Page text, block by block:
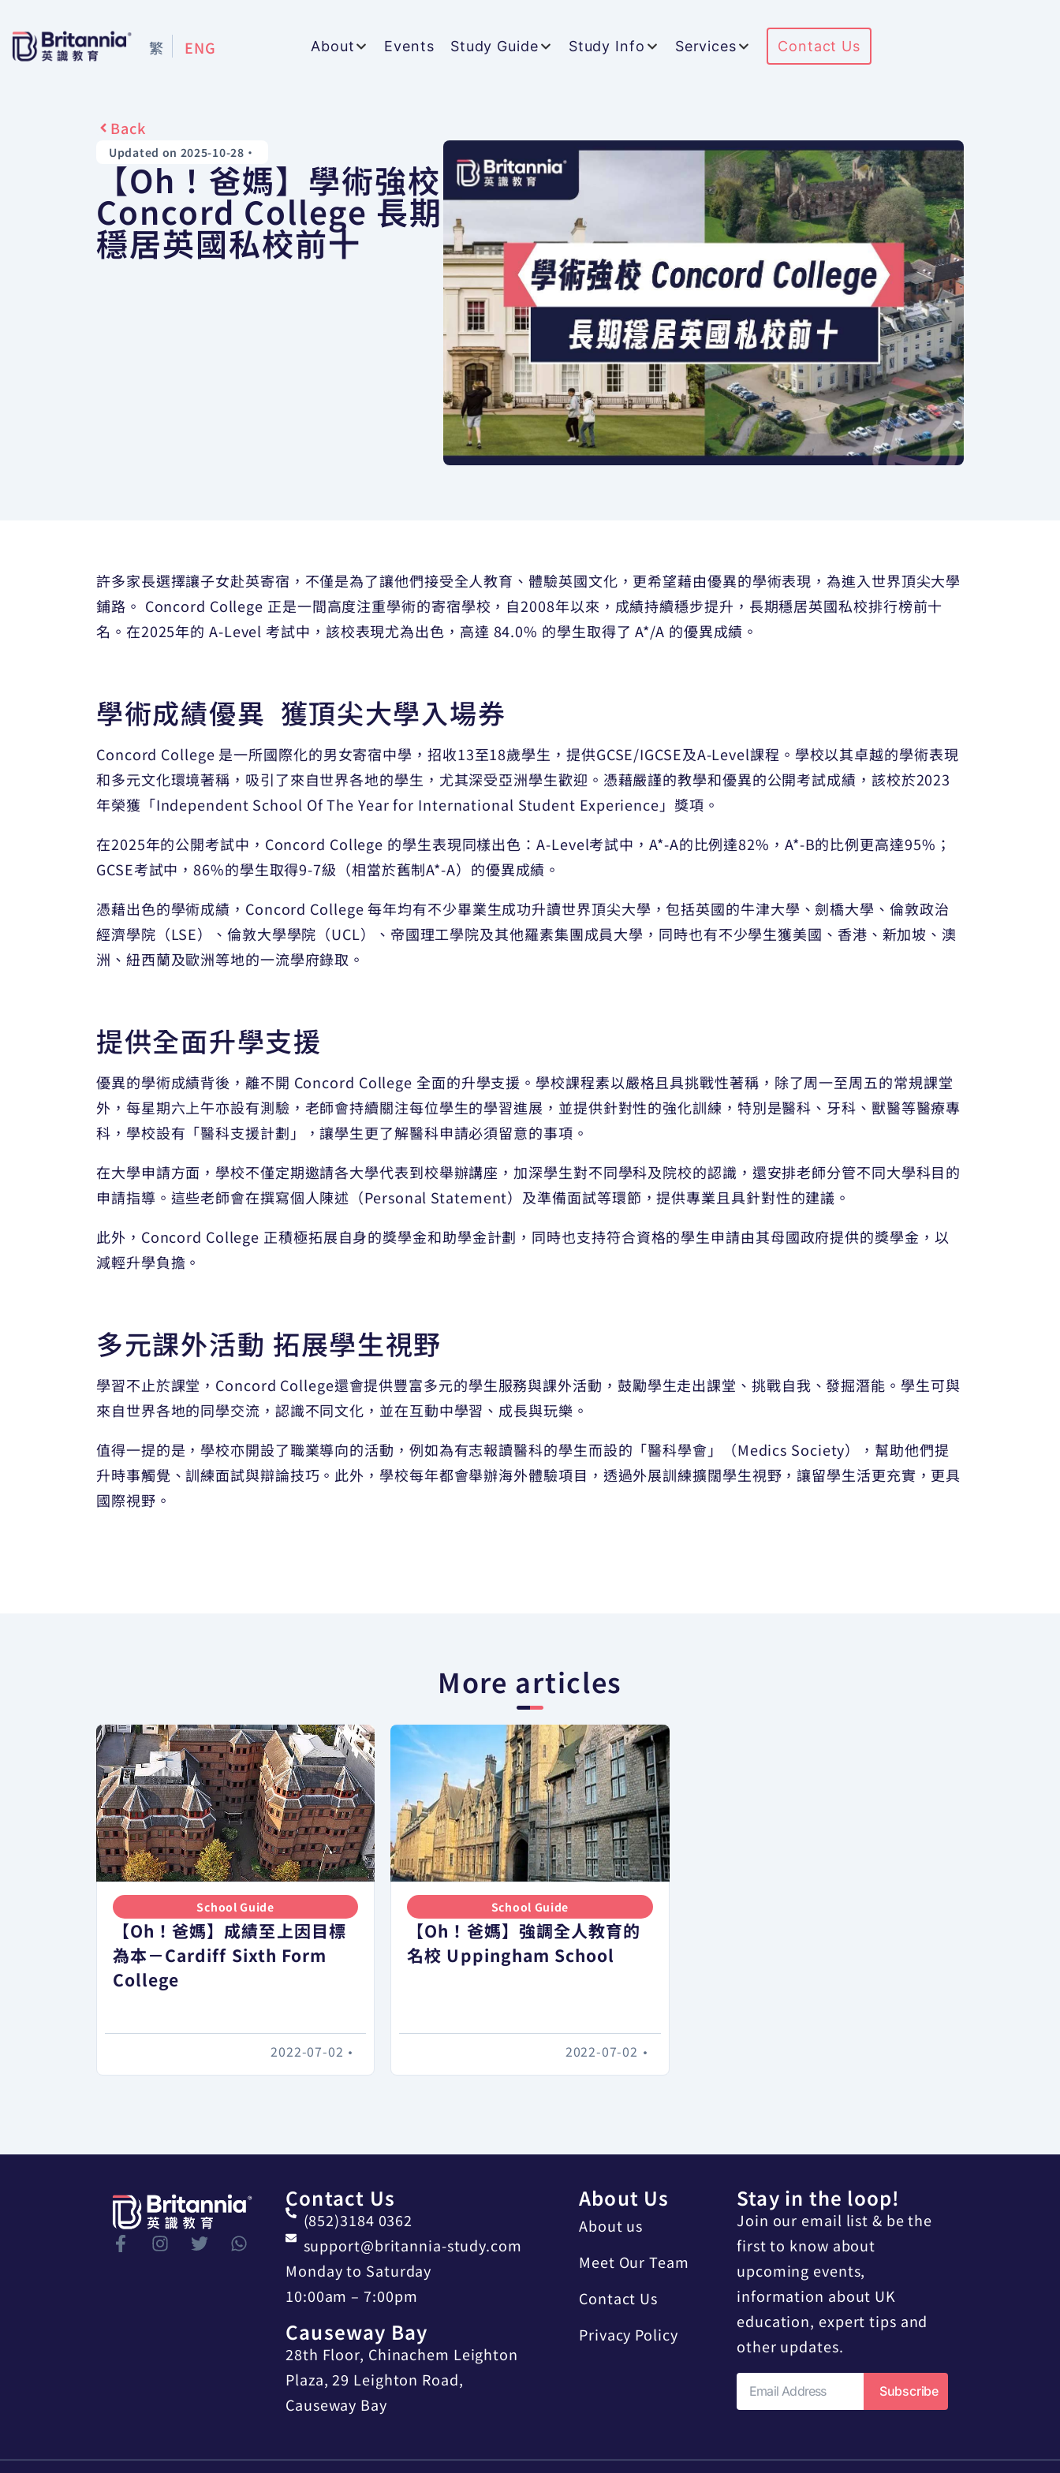
繁 ENG About Events Study Guide Study Info Services Contact Us
Back
Updated on 2025-10-28 •
【Oh！爸媽】學術強校
Concord College 長期
穩居英國私校前十
許多家長選擇讓子女赴英寄宿，不僅是為了讓他們接受全人教育、體驗英國文化，更希望藉由優異的學術表現，為進入世界頂尖大學
鋪路。 Concord College 正是一間高度注重學術的寄宿學校，自2008年以來，成績持續穩步提升，長期穩居英國私校排行榜前十
名。在2025年的 A-Level 考試中，該校表現尤為出色，高達 84.0% 的學生取得了 A*/A 的優異成績。
學術成績優異 獲頂尖大學入場券
Concord College 是一所國際化的男女寄宿中學，招收13至18歲學生，提供GCSE/IGCSE及A-Level課程。學校以其卓越的學術表現
和多元文化環境著稱，吸引了來自世界各地的學生，尤其深受亞洲學生歡迎。憑藉嚴謹的教學和優異的公開考試成績，該校於2023
年榮獲「Independent School Of The Year for International Student Experience」獎項。
在2025年的公開考試中，Concord College 的學生表現同樣出色：A-Level考試中，A*-A的比例達82%，A*-B的比例更高達95%；
GCSE考試中，86%的學生取得9-7級（相當於舊制A*-A）的優異成績。
憑藉出色的學術成績，Concord College 每年均有不少畢業生成功升讀世界頂尖大學，包括英國的牛津大學、劍橋大學、倫敦政治
經濟學院（LSE）、倫敦大學學院（UCL）、帝國理工學院及其他羅素集團成員大學，同時也有不少學生獲美國、香港、新加坡、澳
洲、紐西蘭及歐洲等地的一流學府錄取。
提供全面升學支援
優異的學術成績背後，離不開 Concord College 全面的升學支援。學校課程素以嚴格且具挑戰性著稱，除了周一至周五的常規課堂
外，每星期六上午亦設有測驗，老師會持續關注每位學生的學習進展，並提供針對性的強化訓練，特別是醫科、牙科、獸醫等醫療專
科，學校設有「醫科支援計劃」，讓學生更了解醫科申請必須留意的事項。
在大學申請方面，學校不僅定期邀請各大學代表到校舉辦講座，加深學生對不同學科及院校的認識，還安排老師分管不同大學科目的
申請指導。這些老師會在撰寫個人陳述（Personal Statement）及準備面試等環節，提供專業且具針對性的建議。
此外，Concord College 正積極拓展自身的獎學金和助學金計劃，同時也支持符合資格的學生申請由其母國政府提供的獎學金，以
減輕升學負擔。
多元課外活動 拓展學生視野
學習不止於課堂，Concord College還會提供豐富多元的學生服務與課外活動，鼓勵學生走出課堂、挑戰自我、發掘潛能。學生可與
來自世界各地的同學交流，認識不同文化，並在互動中學習、成長與玩樂。
值得一提的是，學校亦開設了職業導向的活動，例如為有志報讀醫科的學生而設的「醫科學會」（Medics Society），幫助他們提
升時事觸覺、訓練面試與辯論技巧。此外，學校每年都會舉辦海外體驗項目，透過外展訓練擴闊學生視野，讓留學生活更充實，更具
國際視野。
More articles
School Guide
【Oh！爸媽】成績至上因目標
為本－Cardiff Sixth Form
College
•
2022-07-02
School Guide
【Oh！爸媽】強調全人教育的
名校 Uppingham School
•
2022-07-02
Contact Us
(852)3184 0362
support@britannia-study.com
Monday to Saturday
10:00am – 7:00pm
Causeway Bay
28th Floor, Chinachem Leighton
Plaza, 29 Leighton Road,
Causeway Bay
About Us
About us
Meet Our Team
Contact Us
Privacy Policy
Stay in the loop!
Join our email list & be the
first to know about
upcoming events,
information about UK
education, expert tips and
other updates.
Subscribe